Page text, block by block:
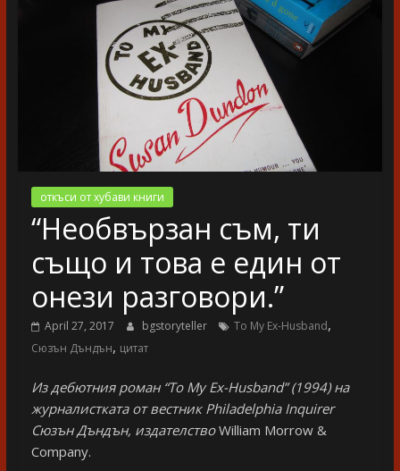
откъси от хубави книги
“Необвързан съм, ти
също и това е един от
онези разговори.”
April 27, 2017 bgstoryteller To My Ex-Husband,
Сюзън Дъндън, цитат
Из дебютния роман “To My Ex-Husband” (1994) на
журналистката от вестник Philadelphia Inquirer
Сюзън Дъндън, издателствоWilliam Morrow &
Company.